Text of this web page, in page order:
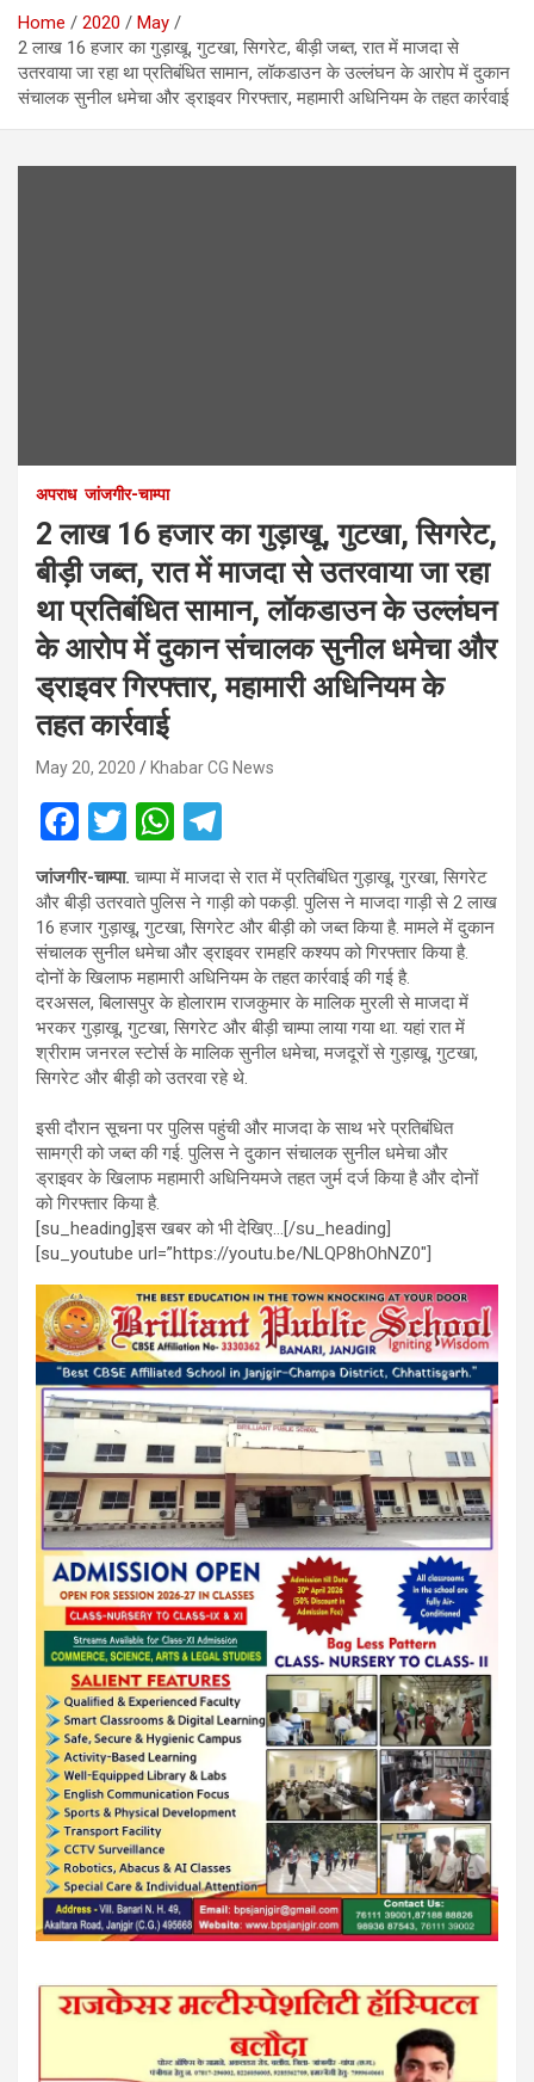
Home 2020
May
2 लाख 16 हजार का गुड़ाखू, गुटखा, सिगरेट, बीड़ी जब्त, रात में माजदा से
उतरवाया जा रहा था प्रतिबंधित सामान, लॉकडाउन के उल्लंघन के आरोप में दुकान
संचालक सुनील धमेचा और ड्राइवर गिरफ्तार, महामारी अधिनियम के तहत कार्रवाई
अपराध जांजगीर-चाम्पा
2 लाख 16 हजार का गुड़ाखू, गुटखा, सिगरेट,
बीड़ी जब्त, रात में माजदा से उतरवाया जा रहा
था प्रतिबंधित सामान, लॉकडाउन के उल्लंघन
के आरोप में दुकान संचालक सुनील धमेचा और
ड्राइवर गिरफ्तार, महामारी अधिनियम के
तहत कार्रवाई
May 20, 2020 Khabar CG News
F
a
ce
b
o
o
k
T
wi
tt
er
W
h
at
s
A
p
p
el
e
gr
a
m
जांजगीर-चाम्पा. चाम्पा में माजदा से रात में प्रतिबंधित गुड़ाखू, गुरखा, सिगरेट
और बीड़ी उतरवाते पुलिस ने गाड़ी को पकड़ी. पुलिस ने माजदा गाड़ी से 2 लाख
16 हजार गुड़ाखू, गुटखा, सिगरेट और बीड़ी को जब्त किया है. मामले में दुकान
संचालक सुनील धमेचा और ड्राइवर रामहरि कश्यप को गिरफ्तार किया है.
दोनों के खिलाफ महामारी अधिनियम के तहत कार्रवाई की गई है.
दरअसल, बिलासपुर के होलाराम राजकुमार के मालिक मुरली से माजदा में
भरकर गुड़ाखू, गुटखा, सिगरेट और बीड़ी चाम्पा लाया गया था. यहां रात में
श्रीराम जनरल स्टोर्स के मालिक सुनील धमेचा, मजदूरों से गुड़ाखू, गुटखा,
सिगरेट और बीड़ी को उतरवा रहे थे.
इसी दौरान सूचना पर पुलिस पहुंची और माजदा के साथ भरे प्रतिबंधित
सामग्री को जब्त की गई. पुलिस ने दुकान संचालक सुनील धमेचा और
ड्राइवर के खिलाफ महामारी अधिनियमजे तहत जुर्म दर्ज किया है और दोनों
को गिरफ्तार किया है.
[su_heading]इस खबर को भी देखिए…[/su_heading]
[su_youtube url=”https://youtu.be/NLQP8hOhNZ0″]